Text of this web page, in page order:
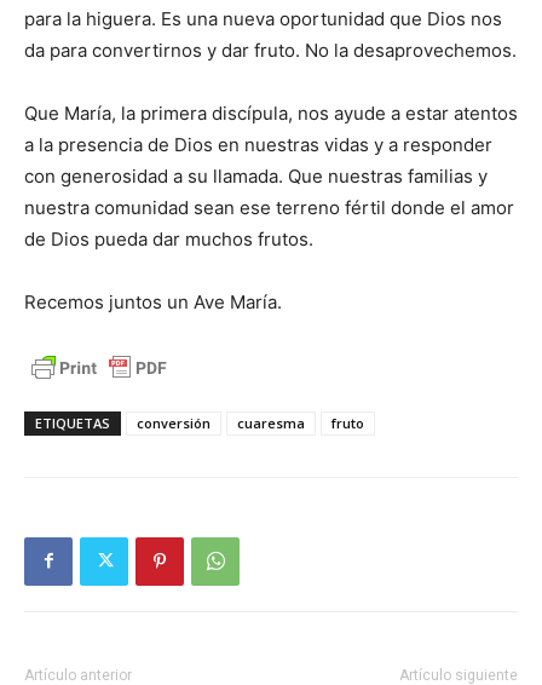
para la higuera. Es una nueva oportunidad que Dios nos
da para convertirnos y dar fruto. No la desaprovechemos.
Que María, la primera discípula, nos ayude a estar atentos
a la presencia de Dios en nuestras vidas y a responder
con generosidad a su llamada. Que nuestras familias y
nuestra comunidad sean ese terreno fértil donde el amor
de Dios pueda dar muchos frutos.
Recemos juntos un Ave María.
ETIQUETAS conversión cuaresma fruto
Artículo anterior Artículo siguiente